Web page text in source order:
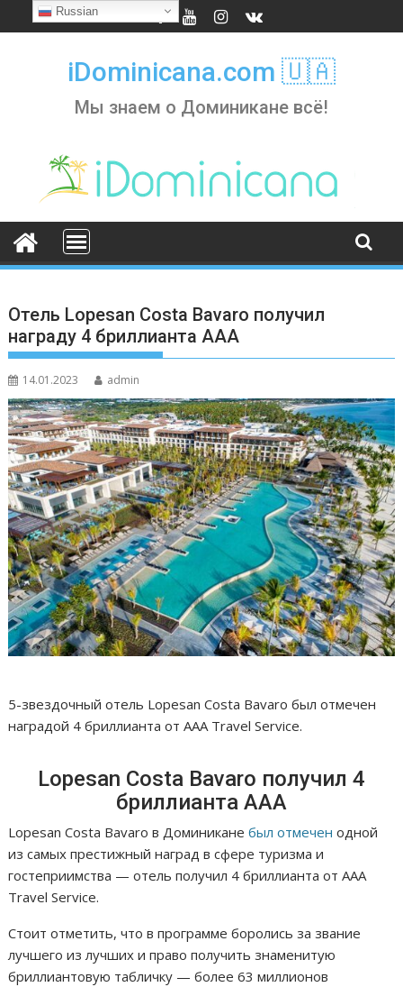
to
iDominicana.com 🇺🇦
Мы знаем о Доминикане всё!
Отель Lopesan Costa Bavaro получил
награду 4 бриллианта ААА
14.01.2023 admin
5-звездочный отель Lopesan Costa Bavaro был отмечен
наградой 4 бриллианта от AAA Travel Service.
Lopesan Costa Bavaro получил 4
бриллианта ААА
Lopesan Costa Bavaro в Доминиканебыл отмечен одной
из самых престижный наград в сфере туризма и
гостеприимства — отель получил 4 бриллианта от AAA
Travel Service.
Стоит отметить, что в программе боролись за звание
лучшего из лучших и право получить знаменитую
бриллиантовую табличку — более 63 миллионов
Russian